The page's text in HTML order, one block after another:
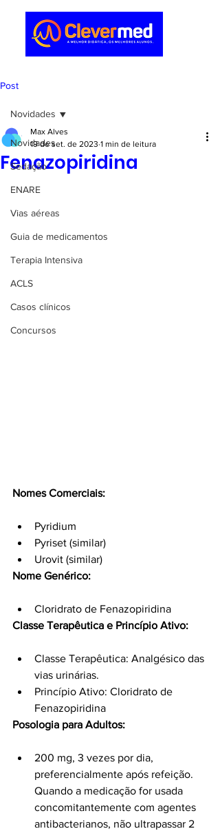
Post
Novidades
Sedação
ENARE
Vias aéreas
Guia de medicamentos
Terapia Intensiva
ACLS
Casos clínicos
Concursos
Novidades
Fenazopiridina
Max Alves
19 de set. de 2023 1 min de leitura
Nomes Comerciais:
Pyridium
Pyriset (similar)
Urovit (similar)
Nome Genérico:
Cloridrato de Fenazopiridina
Classe Terapêutica e Princípio Ativo:
Classe Terapêutica: Analgésico das
vias urinárias.
Princípio Ativo: Cloridrato de
Fenazopiridina
Posologia para Adultos:
200 mg, 3 vezes por dia,
preferencialmente após refeição.
Quando a medicação for usada
concomitantemente com agentes
antibacterianos, não ultrapassar 2